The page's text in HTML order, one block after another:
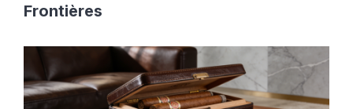
Frontières